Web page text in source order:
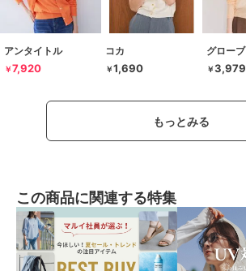
アンタイトル
￥7,920
コカ
￥1,690
グローブ
￥3,979
もっとみる
この商品に関連する特集